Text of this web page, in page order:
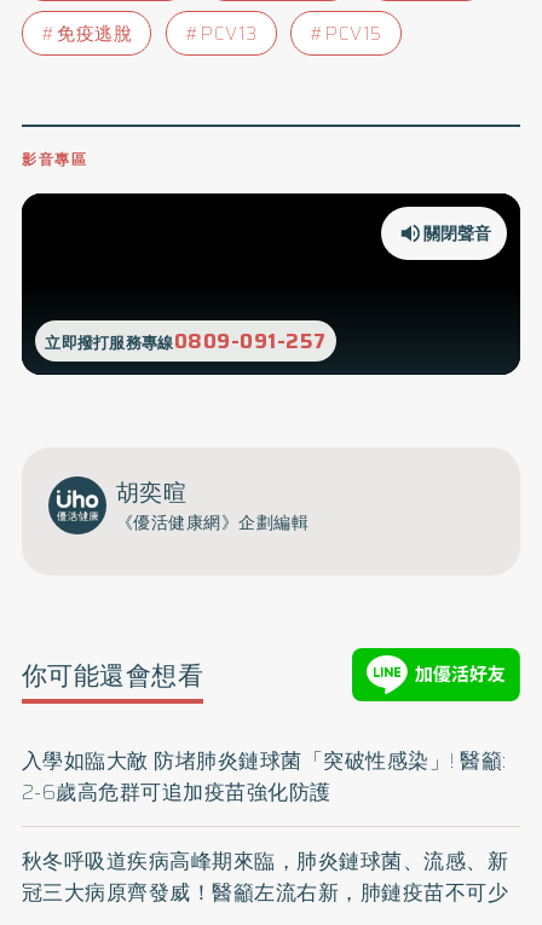
免疫逃脫
PCV13 PCV15
影音專區
立即撥打服務專線0809-091-257
關閉聲音
胡奕暄
《優活健康網》企劃編輯
你可能還會想看
入學如臨大敵 防堵肺炎鏈球菌「突破性感染」! 醫籲:
2-6歲高危群可追加疫苗強化防護
秋冬呼吸道疾病高峰期來臨，肺炎鏈球菌、流感、新
冠三大病原齊發威！醫籲左流右新，肺鏈疫苗不可少